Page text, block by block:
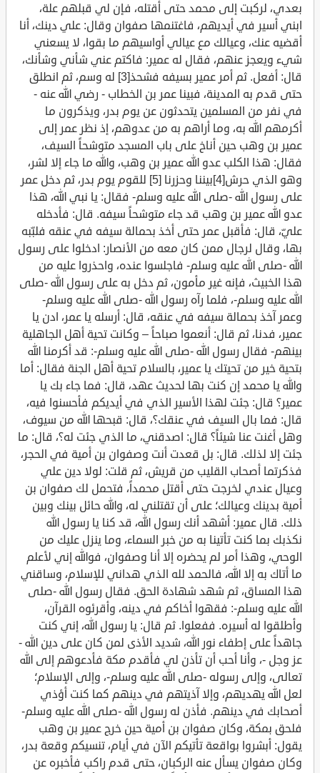
بعدي، لركبت إلى محمد حتى أقتله، فإن لي قبلهم علة،
ابني أسير في أيديهم، فاغتنمها صفوان وقال: علي دينك، أنا
أقضيه عنك، وعيالك مع عيالي أواسيهم ما بقوا، لا يسعني
شيء ويعجز عنهم، فقال له عمير: فاكتم عني شأني وشأنك،
قال: أفعل. ثم أمر عمير بسيفه فشحذ[3] له وسم، ثم انطلق
حتى قدم به المدينة، فبينا عمر بن الخطاب - رضي الله عنه -
في نفر من المسلمين يتحدثون عن يوم بدر، ويذكرون ما
أكرمهم الله به، وما أراهم به من عدوهم، إذ نظر عمر إلى
عمير بن وهب حين أناخ على باب المسجد متوشحاً السيف،
فقال: هذا الكلب عدو الله عمير بن وهب، والله ما جاء إلا لشر،
وهو الذي حرش[4]بيننا وحزرنا [5] للقوم يوم بدر، ثم دخل عمر
على رسول الله -صلى الله عليه وسلم- فقال: يا نبي الله، هذا
عدو الله عمير بن وهب قد جاء متوشحاً سيفه. قال: فأدخله
عليّ، قال: فأقبل عمر حتى أخذ بحمالة سيفه في عنقه فلبّبه
بها، وقال لرجال ممن كان معه من الأنصار: ادخلوا على رسول
الله -صلى الله عليه وسلم- فاجلسوا عنده، واحذروا عليه من
هذا الخبيث، فإنه غير مأمون، ثم دخل به على رسول الله -صلى
الله عليه وسلم-، فلما رآه رسول الله -صلى الله عليه وسلم-
وعمر آخذ بحمالة سيفه في عنقه، قال: أرسله يا عمر، ادن يا
عمير، فدنا، ثم قال: أنعموا صباحاً – وكانت تحية أهل الجاهلية
بينهم- فقال رسول الله -صلى الله عليه وسلم-: قد أكرمنا الله
بتحية خير من تحيتك يا عمير، بالسلام تحية أهل الجنة فقال: أما
والله يا محمد إن كنت بها لحديث عهد، قال: فما جاء بك يا
عمير؟ قال: جئت لهذا الأسير الذي في أيديكم فأحسنوا فيه،
قال: فما بال السيف في عنقك؟، قال: قبحها الله من سيوف،
وهل أغنت عنا شيئاً؟ قال: اصدقني، ما الذي جئت له؟، قال: ما
جئت إلا لذلك. قال: بل قعدت أنت وصفوان بن أمية في الحجر،
فذكرتما أصحاب القليب من قريش، ثم قلت: لولا دين علي
وعيال عندي لخرجت حتى أقتل محمداً، فتحمل لك صفوان بن
أمية بدينك وعيالك؛ على أن تقتلني له، والله حائل بينك وبين
ذلك. قال عمير: أشهد أنك رسول الله، قد كنا يا رسول الله
نكذبك بما كنت تأتينا به من خبر السماء، وما ينزل عليك من
الوحي، وهذا أمر لم يحضره إلا أنا وصفوان، فوالله إني لأعلم
ما أتاك به إلا الله، فالحمد لله الذي هداني للإسلام، وساقني
هذا المساق، ثم شهد شهادة الحق. فقال رسول الله -صلى
الله عليه وسلم-: فقهوا أخاكم في دينه، وأقرئوه القرآن،
وأطلقوا له أسيره. ففعلوا. ثم قال: يا رسول الله، إني كنت
جاهداً على إطفاء نور الله، شديد الأذى لمن كان على دين الله -
عز وجل -، وأنا أحب أن تأذن لي فأقدم مكة فأدعوهم إلى الله
تعالى، وإلى رسوله -صلى الله عليه وسلم-، وإلى الإسلام؛
لعل الله يهديهم، وإلا آذيتهم في دينهم كما كنت أؤذي
أصحابك في دينهم. فأذن له رسول الله -صلى الله عليه وسلم-
فلحق بمكة، وكان صفوان بن أمية حين خرج عمير بن وهب
يقول: أبشروا بواقعة تأتيكم الآن في أيام، تنسيكم وقعة بدر،
وكان صفوان يسأل عنه الركبان، حتى قدم راكب فأخبره عن